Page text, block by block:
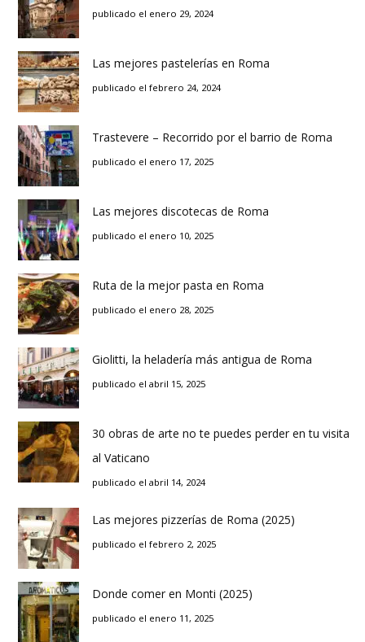
publicado el enero 29, 2024
Las mejores pastelerías en Roma
publicado el febrero 24, 2024
Trastevere – Recorrido por el barrio de Roma
publicado el enero 17, 2025
Las mejores discotecas de Roma
publicado el enero 10, 2025
Ruta de la mejor pasta en Roma
publicado el enero 28, 2025
Giolitti, la heladería más antigua de Roma
publicado el abril 15, 2025
30 obras de arte no te puedes perder en tu visita
al Vaticano
publicado el abril 14, 2024
Las mejores pizzerías de Roma (2025)
publicado el febrero 2, 2025
Donde comer en Monti (2025)
publicado el enero 11, 2025